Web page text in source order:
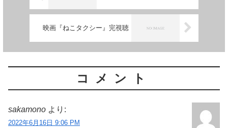
映画『ねこタクシー』完視聴
コメント
sakamono より:
2022年6月16日 9:06 PM